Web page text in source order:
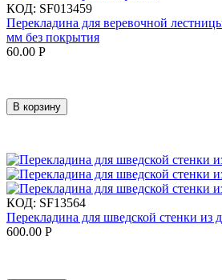
КОД: SF013459
Перекладина для веревочной
мм без покрытия
60.00 Р
В корзину
КОД: SF13564
Перекладина для шведской стенки из
600.00 Р